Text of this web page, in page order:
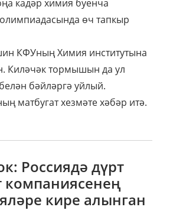
кадәр химия буенча
өч тапкыр
КФУның Химия институтына
Киләчәк тормышын да ул
бәйләргә уйлый.
матбугат хезмәте хәбәр итә.
Россиядә дүрт
компаниясенең
кире алынган